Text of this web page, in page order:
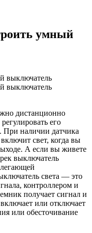
умный
дистанционно
его
При наличии датчика
свет, когда вы
А если вы живете
выключатель
света — это
контроллером и
получает сигнал и
или отключает
или обесточивание